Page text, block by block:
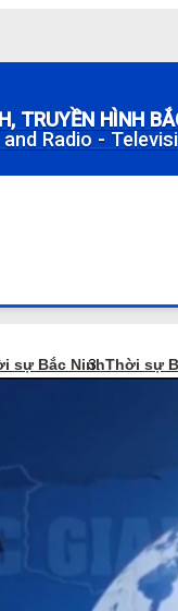
TRUYỀN HÌNH
Radio -
sự Bắc NinhThời sự